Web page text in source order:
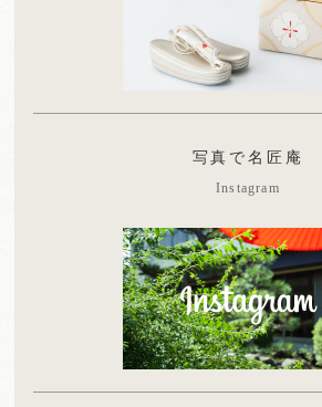
写真で名匠庵
Instagram